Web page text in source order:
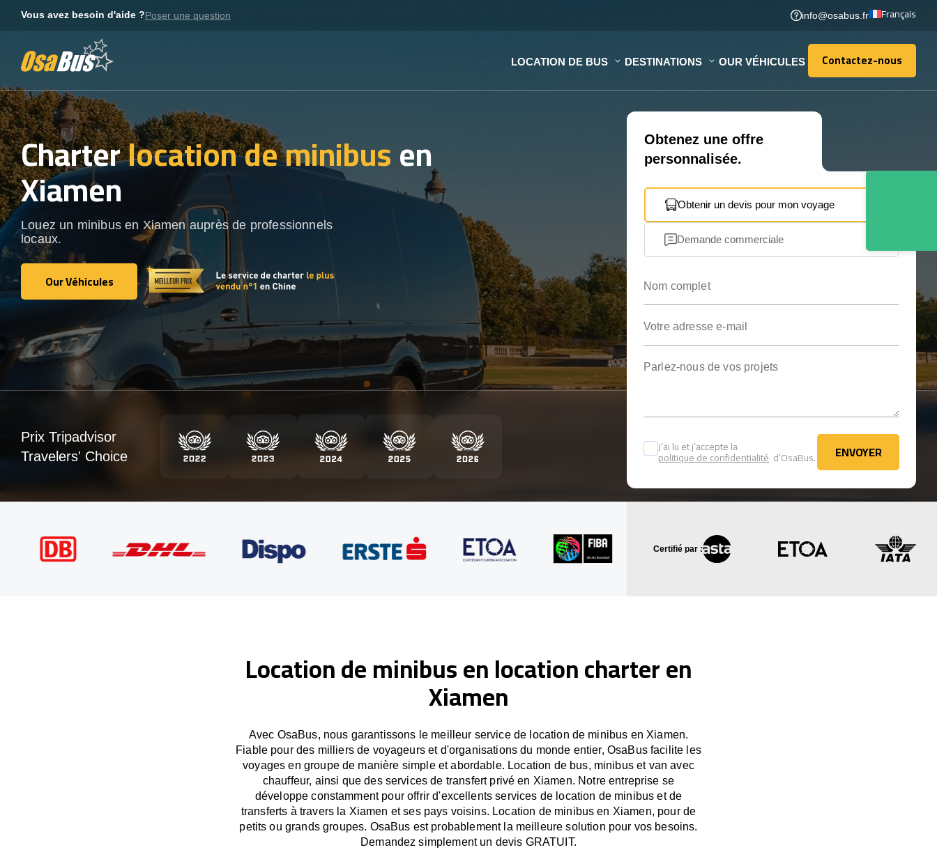
Vous avez besoin d'aide ?Poser une question info@osabus.fr Français
LOCATION DE BUS DESTINATIONS OUR VÉHICULES Contactez-nous
Contactez-nous
Charterlocation de minibusen
Xiamen
Louez un minibus en Xiamen auprès de professionnels
locaux.
Our Véhicules
Our Véhicules
Obtenez une offre
personnalisée.
Obtenir un devis pour mon voyage
Demande commerciale
J’ai lu et j’accepte la
politique de confidentialité d’OsaBus. ENVOYER
ENVOYER
Prix Tripadvisor
Travelers' Choice
Certifié par :
Location de minibus en location charter en
Xiamen
Avec OsaBus, nous garantissons le meilleur service de location de minibus en Xiamen.
Fiable pour des milliers de voyageurs et d'organisations du monde entier, OsaBus facilite les
voyages en groupe de manière simple et abordable. Location de bus, minibus et van avec
chauffeur, ainsi que des services de transfert privé en Xiamen. Notre entreprise se
développe constamment pour offrir d'excellents services de location de minibus et de
transferts à travers la Xiamen et ses pays voisins. Location de minibus en Xiamen, pour de
petits ou grands groupes. OsaBus est probablement la meilleure solution pour vos besoins.
Demandez simplement un devis GRATUIT.